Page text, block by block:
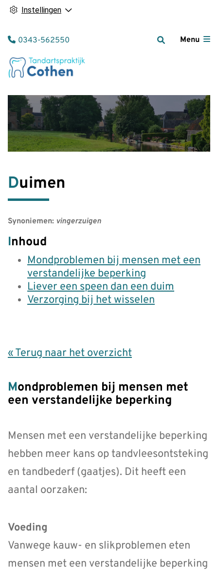
Instellingen
Menu
Tel:
0343-562550
Duimen
Synoniemen: vingerzuigen
Inhoud
Mondproblemen bij mensen met een
verstandelijke beperking
Liever een speen dan een duim
Verzorging bij het wisselen
« Terug naar het overzicht
Mondproblemen bij mensen met
een verstandelijke beperking
Mensen met een verstandelijke beperking
hebben meer kans op tandvleesontsteking
en tandbederf (gaatjes). Dit heeft een
aantal oorzaken:
Voeding
Vanwege kauw- en slikproblemen eten
mensen met een verstandelijke beperking